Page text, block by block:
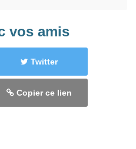
vos amis
Twitter
Copier ce lien